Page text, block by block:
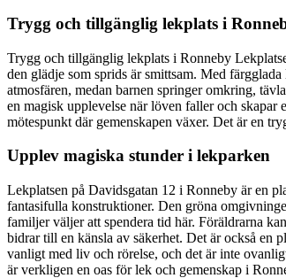
Trygg och tillgänglig lekplats i
Trygg och tillgänglig lekplats i Ronneby
den glädje som sprids är smittsam. Med
atmosfären, medan barnen springer omkring,
en magisk upplevelse när löven faller och
mötespunkt där gemenskapen växer. Det är en
Upplev magiska stunder i lekparken
Lekplatsen på Davidsgatan 12 i Ronneby är en
fantasifulla konstruktioner. Den gröna
familjer väljer att spendera tid här. Föräldrarna
bidrar till en känsla av säkerhet. Det är också en
vanligt med liv och rörelse, och det är inte
är verkligen en oas för lek och gemenskap i